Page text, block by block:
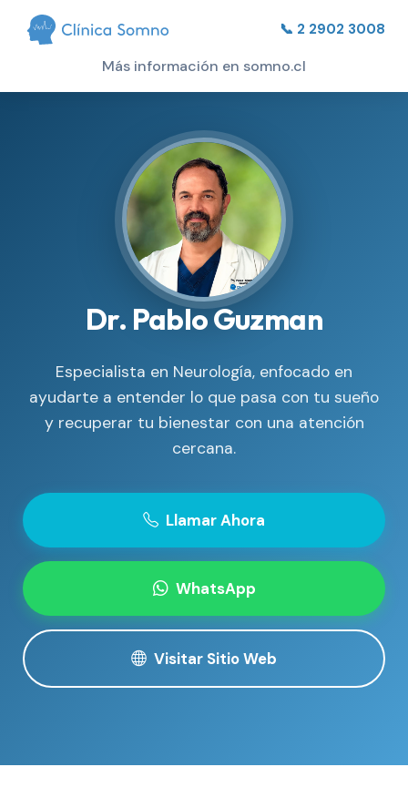
📞 2 2902 3008
Más información en somno.cl
Dr. Pablo Guzman
Especialista en Neurología, enfocado en
ayudarte a entender lo que pasa con tu sueño
y recuperar tu bienestar con una atención
cercana.
Llamar Ahora
WhatsApp
Visitar Sitio Web